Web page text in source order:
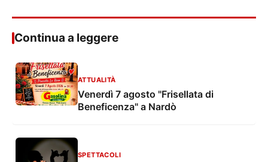
Continua a leggere
ATTUALITÀ
Venerdì 7 agosto "Frisellata di
Beneficenza" a Nardò
SPETTACOLI